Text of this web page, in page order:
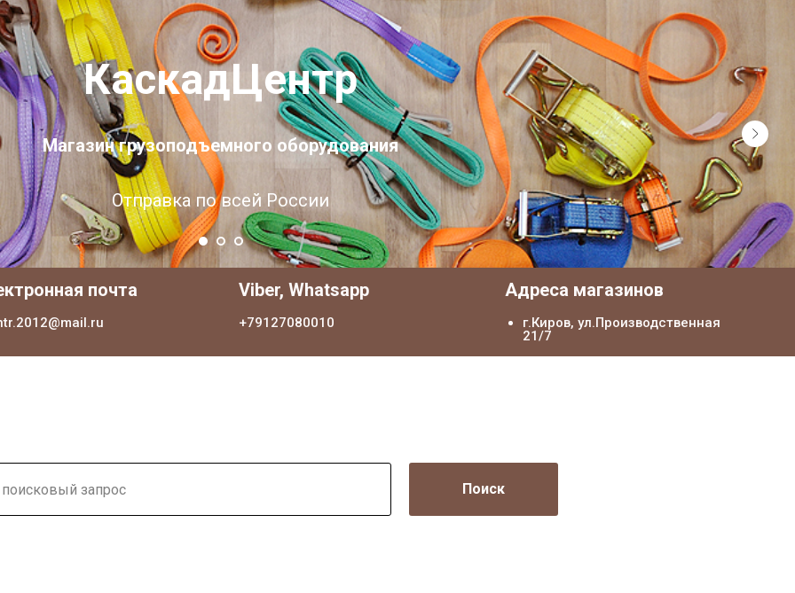
КаскадЦентр
Магазин грузоподъемного оборудования
Отправка по всей России
почта Viber, Whatsapp
+79127080010
Адреса магазинов
г.Киров, ул.Производственная
21/7
Поиск